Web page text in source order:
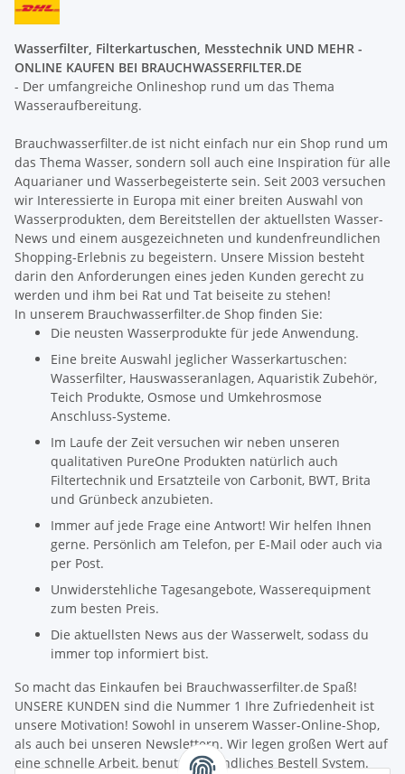
Wasserfilter, Filterkartuschen, Messtechnik UND MEHR -
ONLINE KAUFEN BEI BRAUCHWASSERFILTER.DE
- Der umfangreiche Onlineshop rund um das Thema
Wasseraufbereitung.
Brauchwasserfilter.de ist nicht einfach nur ein Shop rund um
das Thema Wasser, sondern soll auch eine Inspiration für alle
Aquarianer und Wasserbegeisterte sein. Seit 2003 versuchen
wir Interessierte in Europa mit einer breiten Auswahl von
Wasserprodukten, dem Bereitstellen der aktuellsten Wasser-
News und einem ausgezeichneten und kundenfreundlichen
Shopping-Erlebnis zu begeistern. Unsere Mission besteht
darin den Anforderungen eines jeden Kunden gerecht zu
werden und ihm bei Rat und Tat beiseite zu stehen!
In unserem Brauchwasserfilter.de Shop finden Sie:
Die neusten Wasserprodukte für jede Anwendung.
Eine breite Auswahl jeglicher Wasserkartuschen:
Wasserfilter, Hauswasseranlagen, Aquaristik Zubehör,
Teich Produkte, Osmose und Umkehrosmose
Anschluss-Systeme.
Im Laufe der Zeit versuchen wir neben unseren
qualitativen PureOne Produkten natürlich auch
Filtertechnik und Ersatzteile von Carbonit, BWT, Brita
und Grünbeck anzubieten.
Immer auf jede Frage eine Antwort! Wir helfen Ihnen
gerne. Persönlich am Telefon, per E-Mail oder auch via
per Post.
Unwiderstehliche Tagesangebote, Wasserequipment
zum besten Preis.
Die aktuellsten News aus der Wasserwelt, sodass du
immer top informiert bist.
So macht das Einkaufen bei Brauchwasserfilter.de Spaß!
UNSERE KUNDEN sind die Nummer 1 Ihre Zufriedenheit ist
unsere Motivation! Sowohl in unserem Wasser-Online-Shop,
als auch bei unseren Newslettern. Wir legen großen Wert auf
eine schnelle Arbeit, benutzerfreundliches Bestell System.